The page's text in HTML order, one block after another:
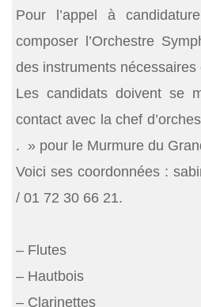
Pour l’appel à
composer l’Orchestre
des instruments nécessaires
Les candidats doivent se
contact avec la chef
. » pour le Murmure du
Voici ses coordonnées :
/ 01 72 30 66 21.
– Flutes
– Hautbois
– Clarinettes